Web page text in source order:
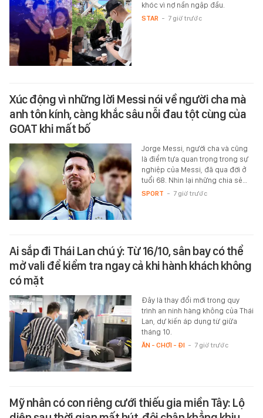
khóc vì nợ nần ngập đầu.
STAR - 7 giờ trước
Xúc động vì những lời Messi nói về người cha mà
anh tôn kính, càng khắc sâu nỗi đau tột cùng của
GOAT khi mất bố
Jorge Messi, người cha và cũng
là điểm tựa quan trọng trong sự
nghiệp của Messi, đã qua đời ở
tuổi 68. Nhìn lại những chia sẻ…
SPORT - 7 giờ trước
Ai sắp đi Thái Lan chú ý: Từ 16/10, sân bay có thể
mở vali để kiểm tra ngay cả khi hành khách không
có mặt
Đây là thay đổi mới trong quy
trình an ninh hàng không của Thái
Lan, dự kiến áp dụng từ giữa
tháng 10.
ĂN - CHƠI - ĐI - 7 giờ trước
Mỹ nhân có con riêng cưới thiếu gia miền Tây: Lộ